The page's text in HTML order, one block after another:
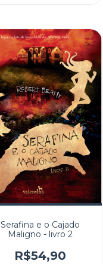
Serafina e o Cajado
Maligno - livro 2
R$54,90